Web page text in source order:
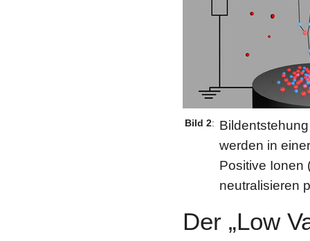
Bild 2:
werden in
Positive Ionen
neutralisieren
Der „Low